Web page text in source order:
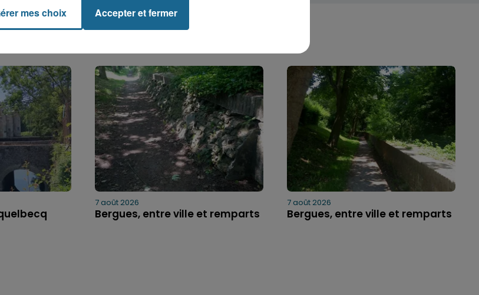
7 août 2026
Bergues, entre ville et remparts
7 août 2026
Bergues, entre ville et remparts
mes choix Accepter et fermer